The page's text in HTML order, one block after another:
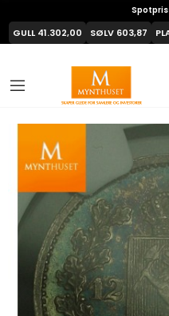
GULL41.302,00 SØLV 603,87